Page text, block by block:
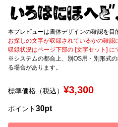
価格帯
〜
リセット
本プレビューは書体デザインの確認を目
お探しの文字が収録されているかの確
収録状況はページ下部の [文字セット] に
※システムの都合上、別OS用・別形式
る場合があります。
標準価格（税込） ¥3,300
ポイント30pt